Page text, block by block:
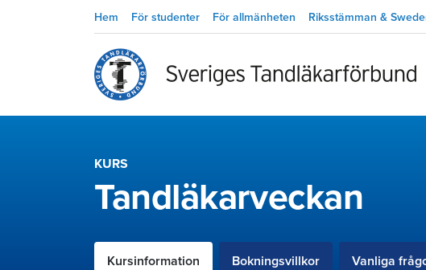
Hem För studenter För allmänheten Riksstämman &
KURS
Tandläkarveckan
Kursinformation Bokningsvillkor Vanliga